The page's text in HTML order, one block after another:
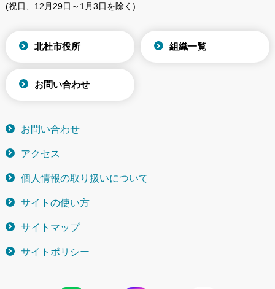
(祝日、12月29日～1月3日を除く)
北杜市役所 組織一覧
お問い合わせ
お問い合わせ
アクセス
個人情報の取り扱いについて
サイトの使い方
サイトマップ
サイトポリシー